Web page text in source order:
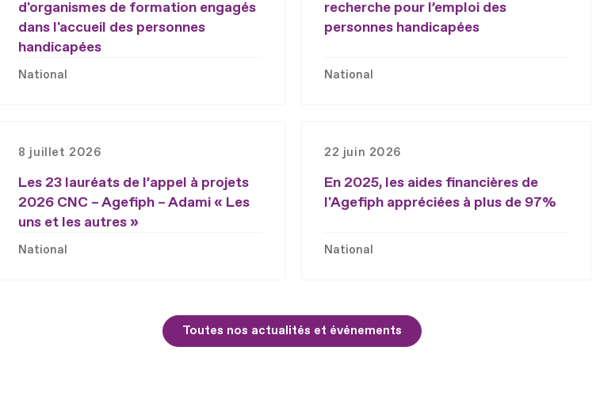
d'organismes de formation engagés
dans l'accueil des personnes
handicapées
National
recherche pour l’emploi des
personnes handicapées
National
8 juillet 2026
Les 23 lauréats de l’appel à projets
2026 CNC – Agefiph – Adami « Les
uns et les autres »
National
22 juin 2026
En 2025, les aides financières de
l'Agefiph appréciées à plus de 97%
National
Toutes nos actualités et événements